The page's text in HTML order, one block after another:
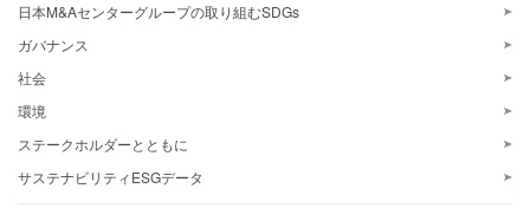
日本M&Aセンターグループの取り組むSDGs
ガバナンス
社会
環境
ステークホルダーとともに
サステナビリティESGデータ